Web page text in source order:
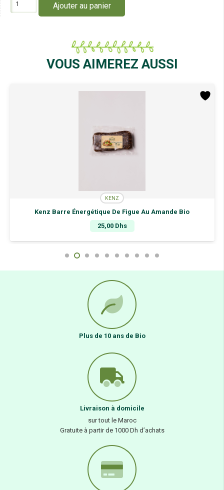
Ajouter au panier
VOUS AIMEREZ AUSSI
KENZ
Kenz Barre Énergétique De Figue Au Amande Bio
25,00 Dhs
Plus de 10 ans de Bio
Livraison à domicile
sur tout le Maroc
Gratuite à partir de 1000 Dh d’achats